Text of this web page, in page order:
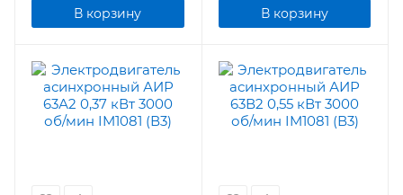
В корзину В корзину